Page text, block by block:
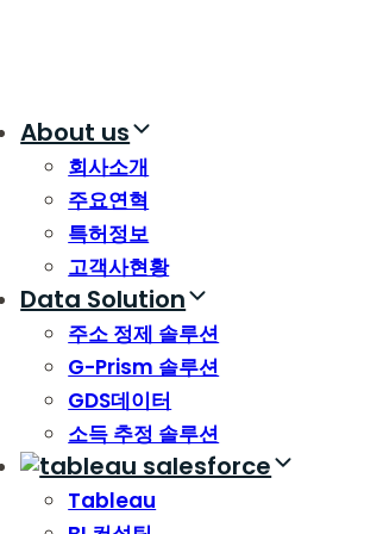
About us
회사소개
주요연혁
특허정보
고객사현황
Data Solution
주소 정제 솔루션
G-Prism 솔루션
GDS데이터
소득 추정 솔루션
Tableau